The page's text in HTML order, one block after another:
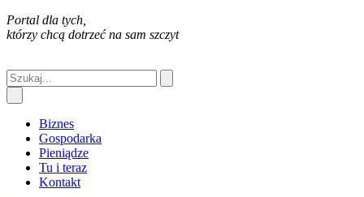
Portal dla tych,
którzy chcą dotrzeć na sam szczyt
Biznes
Gospodarka
Pieniądze
Tu i teraz
Kontakt